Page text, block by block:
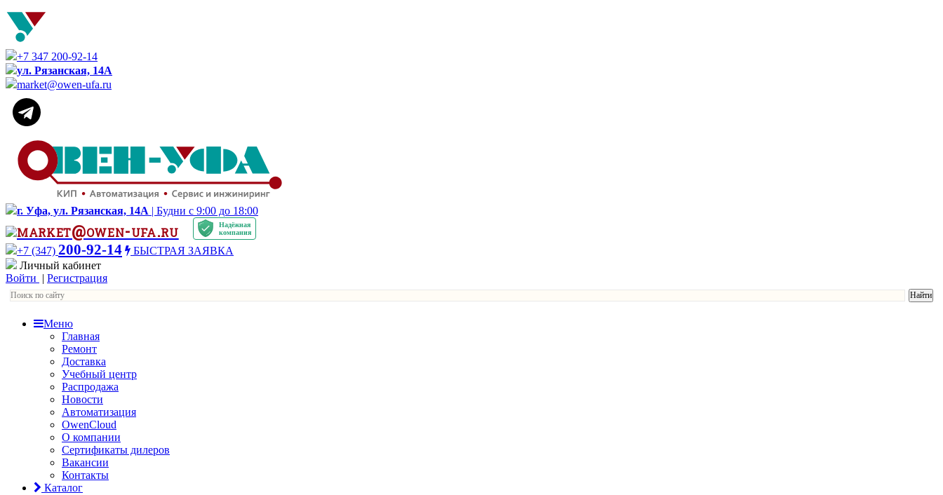
+7 347 200-92-14
ул. Рязанская, 14А
market@owen-ufa.ru
г. Уфа, ул. Рязанская, 14А | Будни с 9:00 до 18:00
market@owen-ufa.ru
Надёжная
компания
+7 (347) 200-92-14
БЫСТРАЯ ЗАЯВКА
Личный кабинет
Войти | Регистрация
Меню
Главная
Ремонт
Доставка
Учебный центр
Распродажа
Новости
Автоматизация
OwenCloud
О компании
Сертификаты дилеров
Вакансии
Контакты
Каталог